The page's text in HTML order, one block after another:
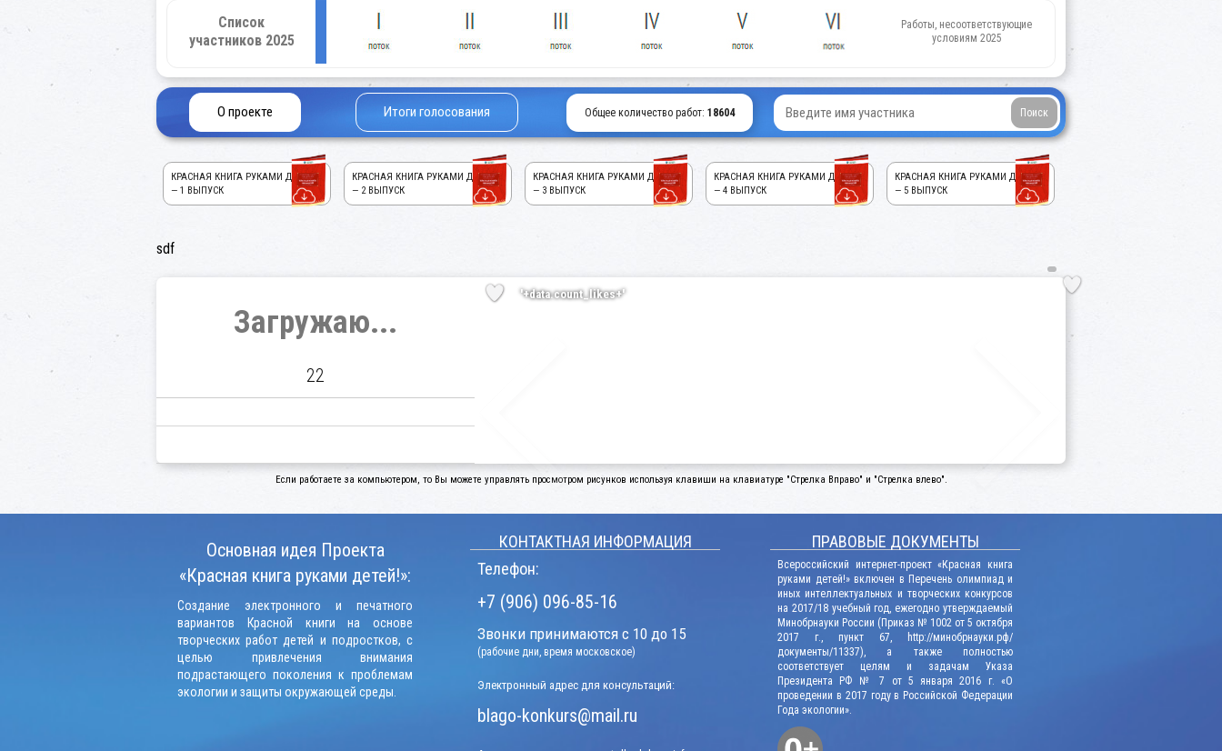
Список
участников 2025
Работы, несоответствующие
условиям 2025
О проекте Итоги голосования Общее количество работ: 18604
КРАСНАЯ КНИГА РУКАМИ ДЕТЕЙ!
— 1 ВЫПУСК
КРАСНАЯ КНИГА РУКАМИ ДЕТЕЙ!
— 2 ВЫПУСК
КРАСНАЯ КНИГА РУКАМИ ДЕТЕЙ!
— 3 ВЫПУСК
КРАСНАЯ КНИГА РУКАМИ ДЕТЕЙ!
— 4 ВЫПУСК
КРАСНАЯ КНИГА РУКАМИ ДЕТЕЙ!
— 5 ВЫПУСК
sdf
Загружаю...
22
'+data.count_likes+'
Если работаете за компьютером, то Вы можете управлять просмотром рисунков используя клавиши на клавиатуре "Стрелка Вправо" и "Стрелка влево".
Основная идея Проекта
«Красная книга руками детей!»:
Создание электронного и печатного
вариантов Красной книги на основе
творческих работ детей и подростков, с
целью привлечения внимания
подрастающего поколения к проблемам
экологии и защиты окружающей среды.
КОНТАКТНАЯ ИНФОРМАЦИЯ
Телефон:
+7 (906) 096-85-16
Звонки принимаются с 10 до 15
(рабочие дни, время московское)
Электронный адрес для консультаций:
blago-konkurs@mail.ru
ПРАВОВЫЕ ДОКУМЕНТЫ
Всероссийский интернет-проект «Красная книга
руками детей!» включен в Перечень олимпиад и
иных интеллектуальных и творческих конкурсов
на 2017/18 учебный год, ежегодно утверждаемый
Минобрнауки России (Приказ № 1002 от 5 октября
2017 г., пункт 67, http://минобрнауки.рф/
документы/11337), а также полностью
соответствует целям и задачам Указа
Президента РФ № 7 от 5 января 2016 г. «О
проведении в 2017 году в Российской Федерации
Года экологии».